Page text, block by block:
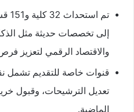
تم
إلى تخصصات حديثة مثل
والاقتصاد الرقمي لتعزيز
قنوات خاصة للتقديم تشمل
تعديل الترشيحات، وقبول
الماضية.